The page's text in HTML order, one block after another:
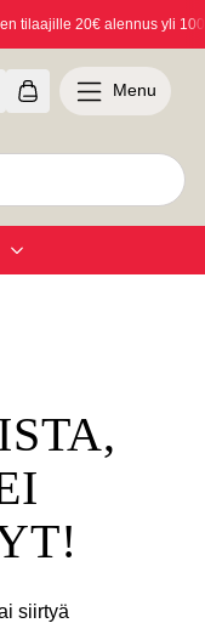
tilaajille 20€ alennus yli 100€
Menu
siirtyä